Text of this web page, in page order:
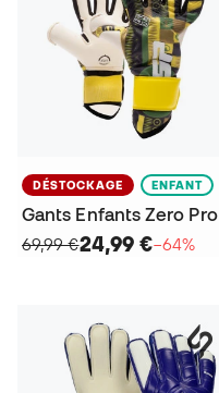
DÉSTOCKAGE ENFANT
Gants Enfants Zero Pro
69,99 €24,99 €−64%